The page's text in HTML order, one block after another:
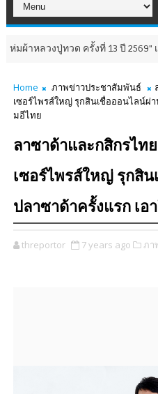
งปู่ทวด ครั้งที่ 13 ปี 2569" เสริมสิ
Home ภาพข่าวประชาสัมพันธ์
เซอร์ไพรส์ใหญ่ รุกสินเชื่อออนไลน์ผ่า
มอีไทย
ลาซาด้าและกสิกรไท
เซอร์ไพรส์ใหญ่ รุกสิ
ปลาซาด้าครั้งแรก เอ
threportor 7 years ago ภา